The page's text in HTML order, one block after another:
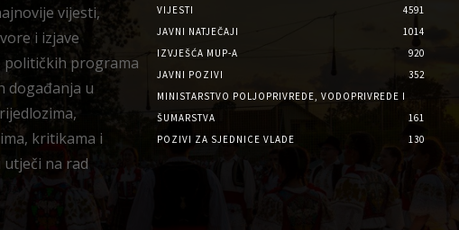
vijesti,
i izjave
političkih programa
događanja u
kritikama i
na rad
VIJESTI
4591
JAVNI NATJEČAJI
1014
IZVJEŠĆA MUP-A
920
JAVNI POZIVI
352
MINISTARSTVO POLJOPRIVREDE, VODOPRIVREDE I
ŠUMARSTVA
161
POZIVI ZA SJEDNICE VLADE
130